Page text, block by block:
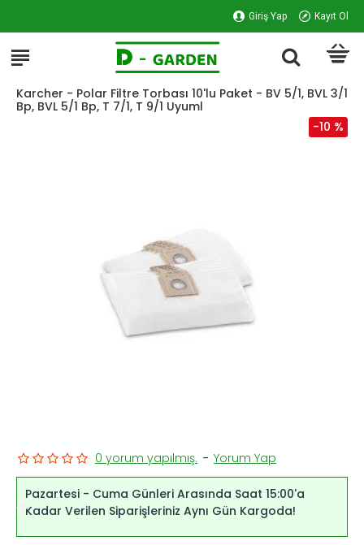
Giriş Yap Kayıt Ol
Karcher - Polar Filtre Torbası 10'lu Paket - BV 5/1, BVL 3/1
Bp, BVL 5/1 Bp, T 7/1, T 9/1 Uyuml
-10 %
Pazartesi - Cuma Günleri Arasında Saat 15:00'a
Kadar Verilen Siparişleriniz Aynı Gün Kargoda!
0 yorum yapılmış. - Yorum Yap